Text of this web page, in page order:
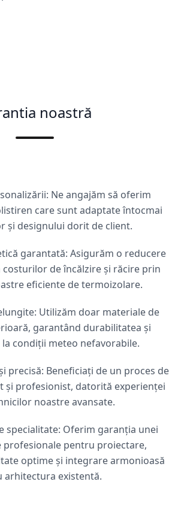
noastră
Ne angajăm să oferim
care sunt adaptate întocmai
și designului dorit de client.
garantată: Asigurăm o reducere
costurilor de încălzire și răcire prin
eficiente de termoizolare.
Utilizăm doar materiale de
garantând durabilitatea și
condiții meteo nefavorabile.
precisă: Beneficiați de un proces de
și profesionist, datorită experienței
noastre avansate.
specialitate: Oferim garanția unei
profesionale pentru proiectare,
optime și integrare armonioasă
arhitectura existentă.